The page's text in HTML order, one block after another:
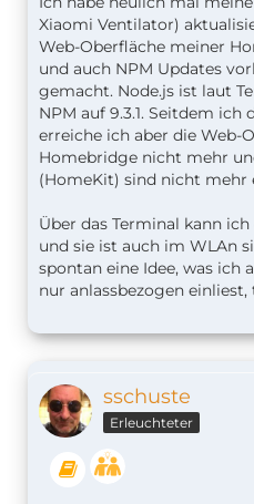
Xiaomi Ventilator)
Web-Oberfläche meiner
und auch NPM Updates
gemacht. Node.js ist laut
NPM auf 9.3.1. Seitdem ich
erreiche ich aber die Web-
Homebridge nicht mehr
(HomeKit) sind nicht mehr
Über das Terminal kann
und sie ist auch im WLAn
spontan eine Idee, was ich
nur anlassbezogen
sschuste
Erleuchteter